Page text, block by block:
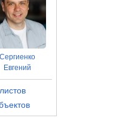
Сергиенко
Евгений